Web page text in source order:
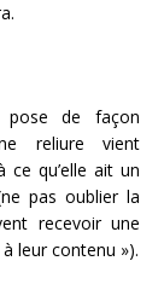
pose de façon
reliure vient
ce qu’elle ait un
pas oublier la
recevoir une
leur contenu »).